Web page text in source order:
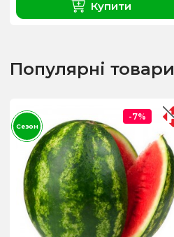
Купити
Популярні товари
-7%
Сезон